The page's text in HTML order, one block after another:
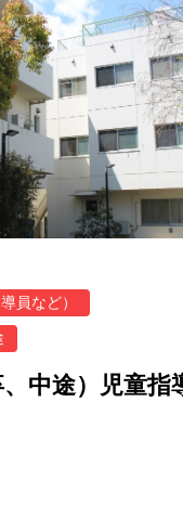
員など）
中途）児童指